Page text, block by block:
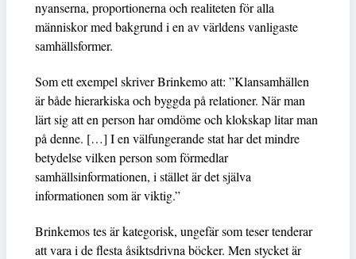
nyanserna, proportionerna och realiteten för alla
människor med bakgrund i en av världens vanligaste
samhällsformer.
Som ett exempel skriver Brinkemo att: ”Klansamhällen
är både hierarkiska och byggda på relationer. När man
lärt sig att en person har omdöme och klokskap litar man
på denne. […] I en välfungerande stat har det mindre
betydelse vilken person som förmedlar
samhällsinformationen, i stället är det själva
informationen som är viktig.”
Brinkemos tes är kategorisk, ungefär som teser tenderar
att vara i de flesta åsiktsdrivna böcker. Men stycket är